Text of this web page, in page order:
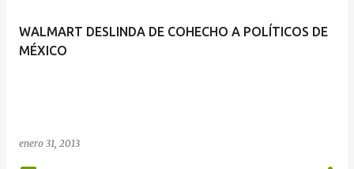
WALMART DESLINDA DE COHECHO A POLÍTICOS DE
MÉXICO
enero 31, 2013